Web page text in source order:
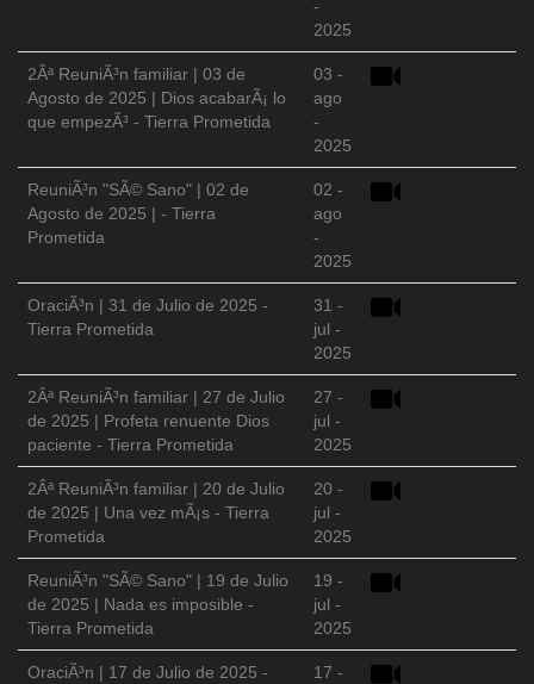
-
2025
2Âª ReuniÃ³n familiar | 03 de
Agosto de 2025 | Dios acabarÃ¡ lo
que empezÃ³ - Tierra Prometida
03 -
ago
-
2025
ReuniÃ³n "SÃ© Sano" | 02 de
Agosto de 2025 | - Tierra
Prometida
02 -
ago
-
2025
OraciÃ³n | 31 de Julio de 2025 -
Tierra Prometida
31 -
jul -
2025
2Âª ReuniÃ³n familiar | 27 de Julio
de 2025 | Profeta renuente Dios
paciente - Tierra Prometida
27 -
jul -
2025
2Âª ReuniÃ³n familiar | 20 de Julio
de 2025 | Una vez mÃ¡s - Tierra
Prometida
20 -
jul -
2025
ReuniÃ³n "SÃ© Sano" | 19 de Julio
de 2025 | Nada es imposible -
Tierra Prometida
19 -
jul -
2025
OraciÃ³n | 17 de Julio de 2025 -
17 -